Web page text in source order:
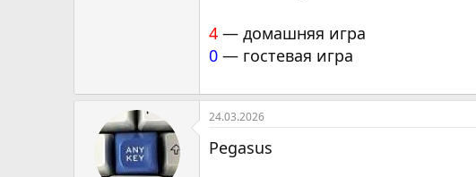
4 — домашняя игра
0 — гостевая игра
24.03.2026
Pegasus